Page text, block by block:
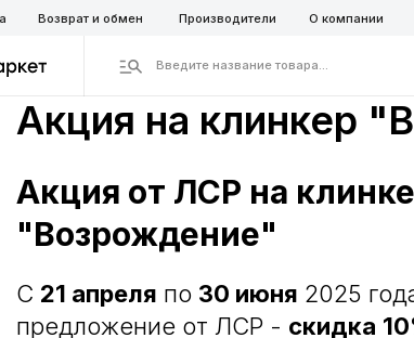
Возврат и обмен Производители О компании Новости
Введите название товара...
Акция на клинкер
Акция от ЛСР на
"Возрождение"
C 21 апреля по 30 июня 2025
предложение от ЛСР - скидка